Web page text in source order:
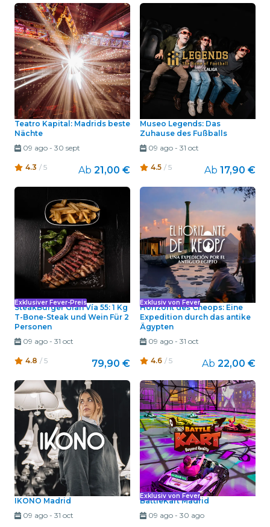
Teatro Kapital: Madrids beste
Nächte
09 ago- 30 sept
4.3 / 5 Ab 21,00 €
Museo Legends: Das
Zuhause des Fußballs
09 ago- 31 oct
4.5 / 5 Ab 17,90 €
Exklusiver Fever-Preis
SteakBurger Gran Vía 55: 1 Kg
T-Bone-Steak und Wein Für 2
Personen
09 ago- 31 oct
4.8 / 5 79,90 €
Exklusiv von Fever
Horizont des Cheops: Eine
Expedition durch das antike
Ägypten
09 ago- 31 oct
4.6 / 5 Ab 22,00 €
IKONO Madrid
09 ago- 31 oct
Exklusiv von Fever
BattleKart Madrid
09 ago- 30 ago